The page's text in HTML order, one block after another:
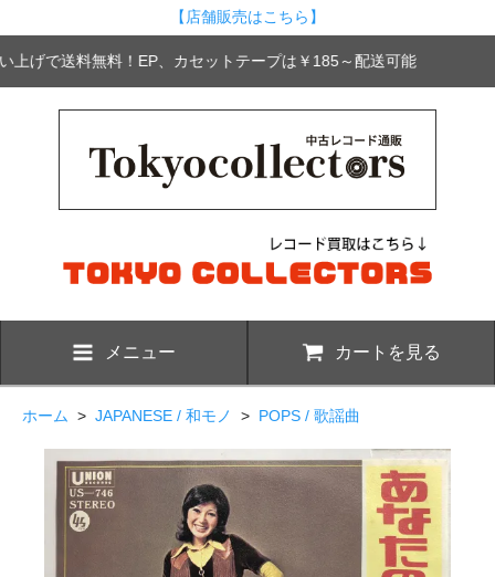
【店舗販売はこちら】
げで送料無料！EP、カセットテープは￥185～配送可能
メニュー カートを見る
ホーム > JAPANESE / 和モノ > POPS / 歌謡曲